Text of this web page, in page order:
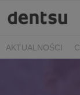
AKTUALNOŚCI